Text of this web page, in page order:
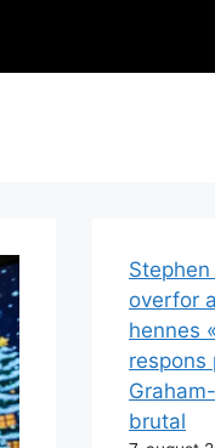
overfor
hennes
respons
brutal